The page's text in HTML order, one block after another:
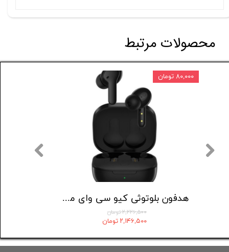
محصولات مرتبط
هدفون بلوتوثی کیو سی وای مدل T13
۲,۲۲۶,۵۰۰ تومان
۲,۱۴۶,۵۰۰ تومان
۸۰,۰۰۰ تومان